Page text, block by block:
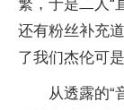
繁，于是二人“
还有粉丝补充
了我们杰伦可
从透露的“